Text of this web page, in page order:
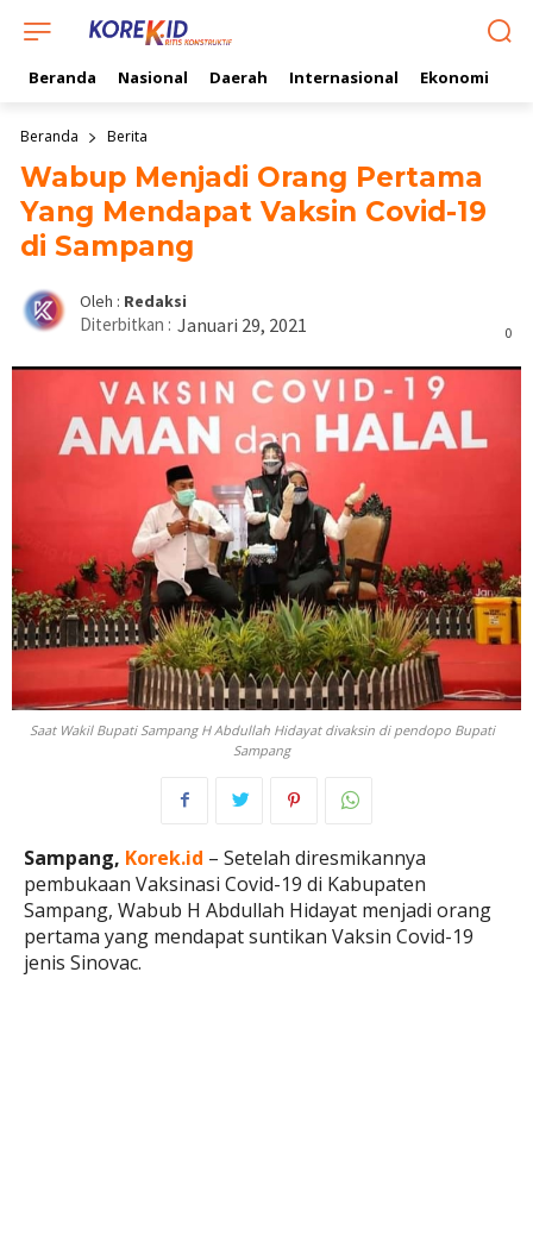
Beranda Nasional Daerah Internasional Ekonomi
Beranda Berita
Wabup Menjadi Orang Pertama
Yang Mendapat Vaksin Covid-19
di Sampang
Oleh : Redaksi
0
Diterbitkan : Januari 29, 2021
Saat Wakil Bupati Sampang H Abdullah Hidayat divaksin di pendopo Bupati
Sampang
Sampang, Korek.id – Setelah diresmikannya
pembukaan Vaksinasi Covid-19 di Kabupaten
Sampang, Wabub H Abdullah Hidayat menjadi orang
pertama yang mendapat suntikan Vaksin Covid-19
jenis Sinovac.